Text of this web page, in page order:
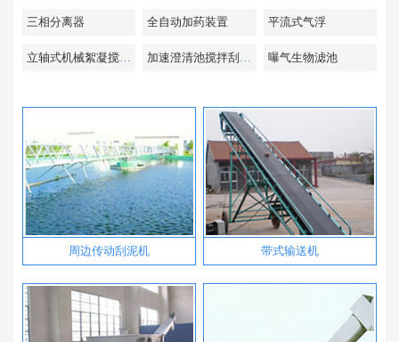
三相分离器 全自动加药装置 平流式气浮
曝气生物滤池
周边传动刮泥机 带式输送机